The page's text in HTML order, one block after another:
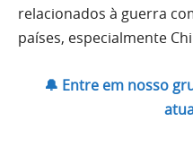
relacionados à guerra
países, especialmente
🔔 Entre em nosso